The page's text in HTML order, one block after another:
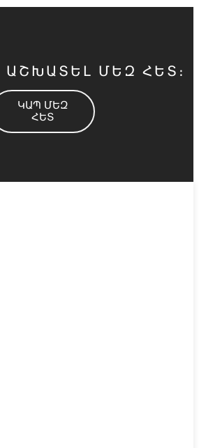
ԱՇԽԱՏԵԼ ՄԵԶ ՀԵՏ։
ԿԱՊ ՄԵԶ
ՀԵՏ